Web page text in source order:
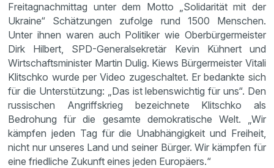
Freitagnachmittag unter dem Motto „Solidarität mit der
Ukraine“ Schätzungen zufolge rund 1500 Menschen.
Unter ihnen waren auch Politiker wie Oberbürgermeister
Dirk Hilbert, SPD-Generalsekretär Kevin Kühnert und
Wirtschaftsminister Martin Dulig. Kiews Bürgermeister Vitali
Klitschko wurde per Video zugeschaltet. Er bedankte sich
für die Unterstützung: „Das ist lebenswichtig für uns“. Den
russischen Angriffskrieg bezeichnete Klitschko als
Bedrohung für die gesamte demokratische Welt. „Wir
kämpfen jeden Tag für die Unabhängigkeit und Freiheit,
nicht nur unseres Land und seiner Bürger. Wir kämpfen für
eine friedliche Zukunft eines jeden Europäers.“